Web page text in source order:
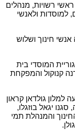
רשויות, מנהלים
למוסדות ולאנשי
חינוך ושלוש
המוסדי בית
קנוקול והמפקחת
למלון גולדאן קראון
יגאל בוזגלו,
והמנהלת תמי